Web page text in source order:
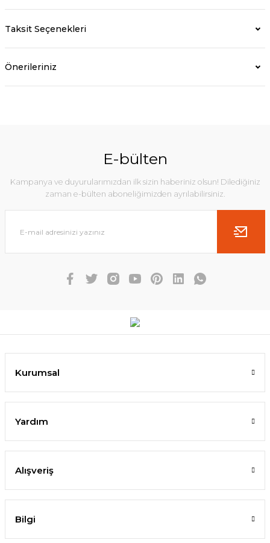
Taksit Seçenekleri
Önerileriniz
E-bülten
Kampanya ve duyurularımızdan ilk sizin haberiniz olsun! Dilediğiniz
zaman e-bülten aboneliğimizden ayrılabilirsiniz.
Kurumsal
Yardım
Alışveriş
Bilgi